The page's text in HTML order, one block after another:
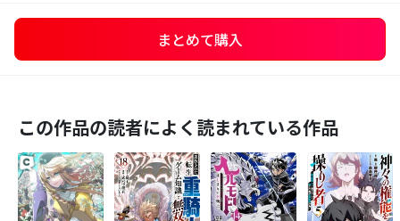
まとめて購入
この作品の読者によく読まれている作品